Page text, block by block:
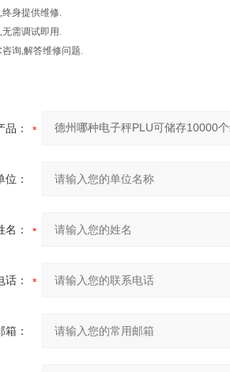
身提供维修.
需调试即用.
询,解答维修问题.
品：
位：
名：
话：
箱：